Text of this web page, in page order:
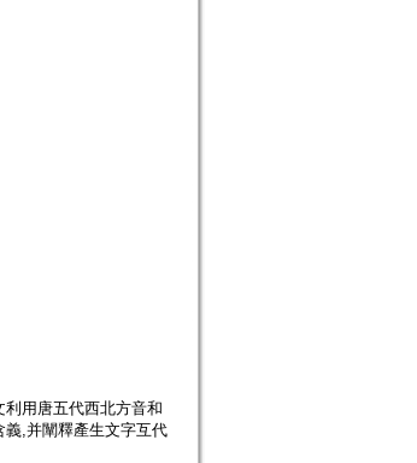
用唐五代西北方音和
,并闡釋產生文字互代